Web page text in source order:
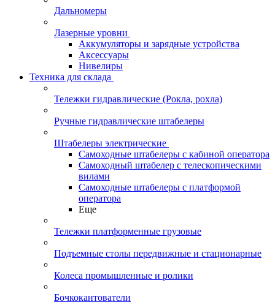
Дальномеры
Лазерные уровни
Аккумуляторы и зарядные устройства
Аксессуары
Нивелиры
Техника для склада
Тележки гидравлические (Рокла, рохла)
Ручные гидравлические штабелеры
Штабелеры электрические
Самоходные штабелеры с кабиной оператора
Самоходный штабелер с телескопическими
вилами
Самоходные штабелеры с платформой
оператора
Еще
Тележки платформенные грузовые
Подъемные столы передвижные и стационарные
Колеса промышленные и ролики
Бочкокантователи